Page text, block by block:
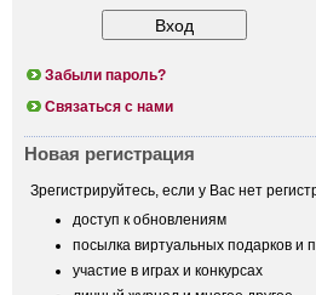
Забыли пароль?
Связаться с нами
Новая регистрация
Зрегистрируйтесь, если у Вас нет
доступ к обновлениям
посылка виртуальных подарков и
участие в играх и конкурсах